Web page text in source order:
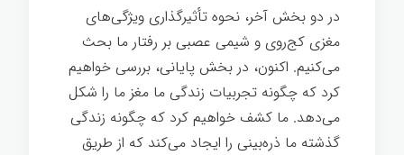
در دو بخش آخر، نحوه تأثیرگذاری ویژگی‌های
مغزی کج‌روی و شیمی عصبی بر رفتار ما بحث
می‌کنیم. اکنون، در بخش پایانی، بررسی خواهیم
کرد که چگونه تجربیات زندگی ما مغز ما را شکل
می‌دهد. ما کشف خواهیم کرد که چگونه زندگی
گذشته ما ذره‌بینی را ایجاد می‌کند که از طریق